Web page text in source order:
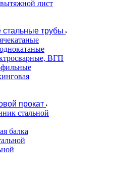
лист
стальные трубы
ВГП
прокат
стальной
балка